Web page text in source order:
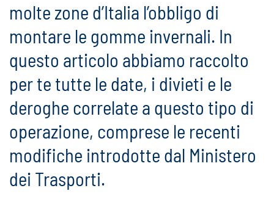
molte zone d’Italia l’obbligo di
montare le gomme invernali. In
questo articolo abbiamo raccolto
per te tutte le date, i divieti e le
deroghe correlate a questo tipo di
operazione, comprese le recenti
modifiche introdotte dal Ministero
dei Trasporti.